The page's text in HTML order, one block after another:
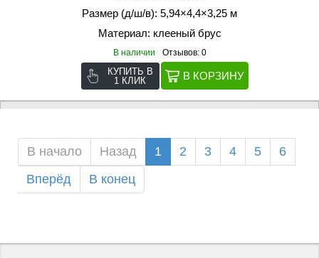
Размер (д/ш/в): 5,94×4,4×3,25 м
Материал: клееный брус
В наличии Отзывов: 0
КУПИТЬ В
1 КЛИК
В начало Назад 1 2 3 4 5
6
Вперёд
В конец